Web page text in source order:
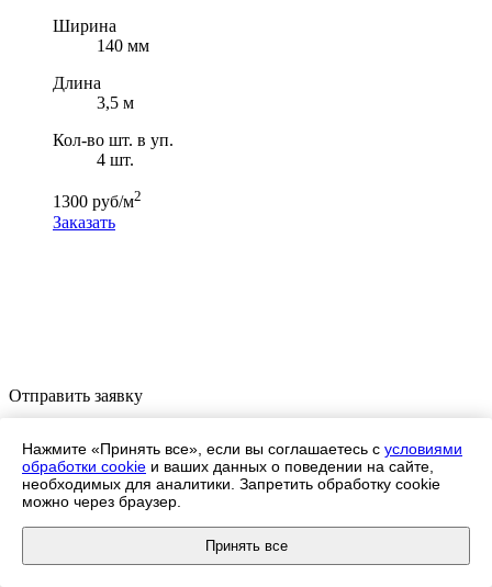
Ширина
140 мм
Длина
3,5 м
Кол-во шт. в уп.
4 шт.
1300 руб/м2
Заказать
Отправить заявку
позвоните по телефону+7 (495) 532-97-71, и мы свяжемся с
вами!
Нажмите «Принять все», если вы соглашаетесь с условиями
обработки cookie и ваших данных о поведении на сайте,
необходимых для аналитики. Запретить обработку cookie
можно через браузер.
Принять все